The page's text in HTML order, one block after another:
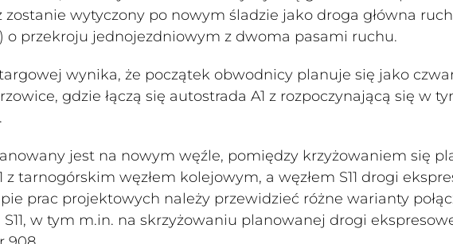
zostanie wytyczony po nowym śladzie jako droga główna
o przekroju jednojezdniowym z dwoma pasami ruchu.
wynika, że początek obwodnicy planuje się jako
gdzie łączą się autostrada A1 z rozpoczynającą się w
jest na nowym węźle, pomiędzy krzyżowaniem się
z tarnogórskim węzłem kolejowym, a węzłem S11 drogi
prac projektowych należy przewidzieć różne warianty
S11, w tym m.in. na skrzyżowaniu planowanej drogi